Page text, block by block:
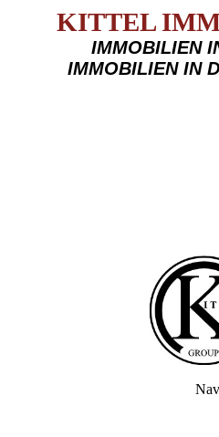
KITTEL
IMMOBILIEN
IMMOBILIEN IN